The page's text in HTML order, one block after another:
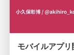
モバイルアプ